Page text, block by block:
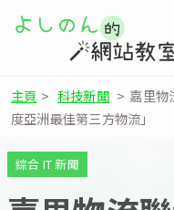
主頁 > 科技新聞 > 嘉里物
度亞洲最佳第三方物流」
綜合 IT 新聞